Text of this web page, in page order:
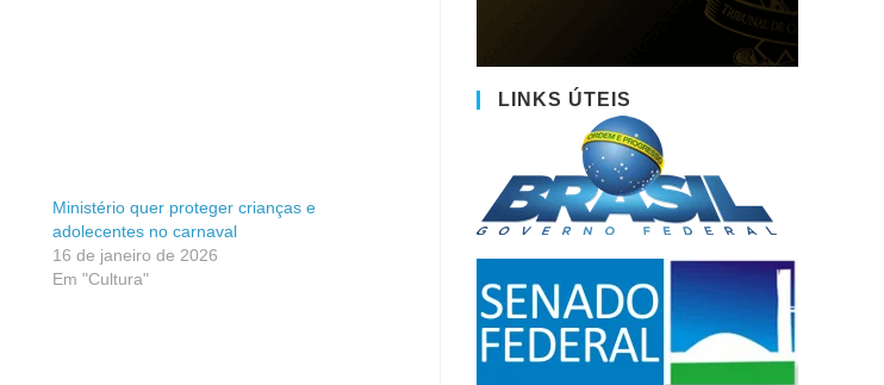
Ministério quer proteger crianças e
adolecentes no carnaval
16 de janeiro de 2026
Em "Cultura"
LINKS ÚTEIS